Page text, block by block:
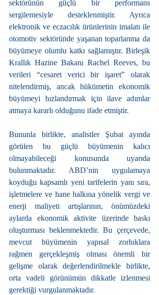
sektörünün güçlü bir performans
sergilemesiyle desteklenmiştir. Ayrıca
elektronik ve eczacılık ürünlerinin imalatı ile
otomotiv sektöründe yaşanan toparlanma da
büyümeye olumlu katkı sağlamıştır. Birleşik
Krallık Hazine Bakanı Rachel Reeves, bu
verileri “cesaret verici bir işaret” olarak
nitelendirmiş, ancak hükümetin ekonomik
büyümeyi hızlandırmak için ilave adımlar
atmaya kararlı olduğunu ifade etmiştir.
Bununla birlikte, analistler Şubat ayında
görülen bu güçlü büyümenin kalıcı
olmayabileceği konusunda uyarıda
bulunmaktadır. ABD’nin uygulamaya
koyduğu kapsamlı yeni tarifelerin yanı sıra,
işletmelere ve hane halkına yönelik vergi ve
enerji maliyeti artışlarının, önümüzdeki
aylarda ekonomik aktivite üzerinde baskı
oluşturması beklenmektedir. Bu çerçevede,
mevcut büyümenin yapısal zorluklara
rağmen gerçekleşmiş olması önemli bir
gelişme olarak değerlendirilmekle birlikte,
orta vadeli görünümün dikkatle izlenmesi
gerektiği vurgulanmaktadır.